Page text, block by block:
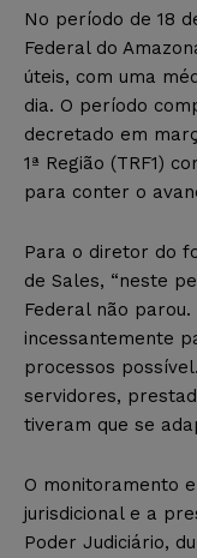
No período de 18
Federal do
úteis, com uma
dia. O período
decretado em
1ª Região (TRF1)
para conter o
Para o diretor do
de Sales, “neste
Federal não
incessantemente
processos
servidores,
tiveram que se
O monitoramento
jurisdicional e a
Poder Judiciário,